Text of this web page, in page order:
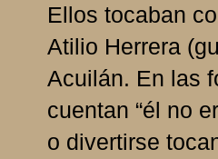
Ellos tocaban
Atilio Herrera
Acuilán. En las
cuentan “él no
o divertirse